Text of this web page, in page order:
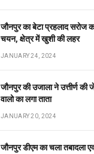
जौनपुर का बेटा प्रहलाद सरोज
चयन, क्षेत्र में खुशी की लहर
JANUARY 24, 2024
जौनपुर की उजाला ने उत्तीर्ण की
वालो का लगा ताता
JANUARY 20, 2024
जौनपुर डीएम का चला तबादला